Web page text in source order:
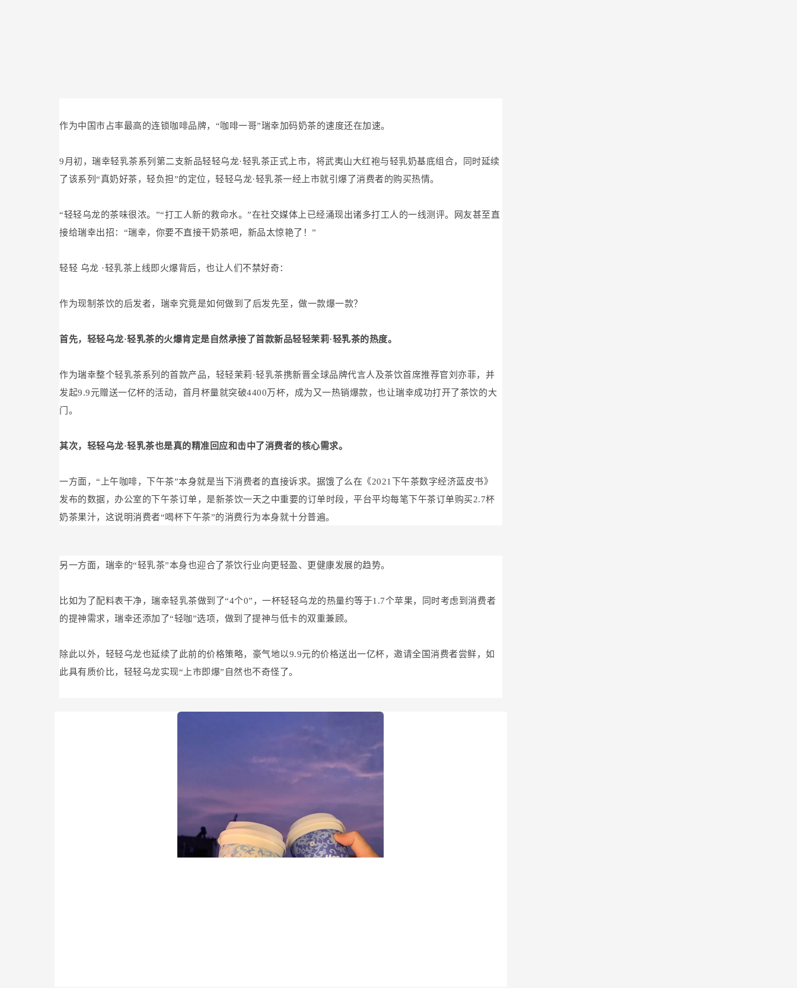
作为中国市占率最高的连锁咖啡品牌，“咖啡一哥”瑞幸加码奶茶的速度还在加速。
9月初，瑞幸轻乳茶系列第二支新品轻轻乌龙·轻乳茶正式上市，将武夷山大红袍与轻乳奶基底组合，同时延续
了该系列“真奶好茶，轻负担”的定位，轻轻乌龙·轻乳茶一经上市就引爆了消费者的购买热情。
“轻轻乌龙的茶味很浓。”“打工人新的救命水。”在社交媒体上已经涌现出诸多打工人的一线测评。网友甚至直
接给瑞幸出招：“瑞幸，你要不直接干奶茶吧，新品太惊艳了！”
轻轻 乌龙 ·轻乳茶上线即火爆背后，也让人们不禁好奇：
作为现制茶饮的后发者，瑞幸究竟是如何做到了后发先至，做一款爆一款？
首先，轻轻乌龙·轻乳茶的火爆肯定是自然承接了首款新品轻轻茉莉·轻乳茶的热度。
作为瑞幸整个轻乳茶系列的首款产品，轻轻茉莉·轻乳茶携新晋全球品牌代言人及茶饮首席推荐官刘亦菲，并
发起9.9元赠送一亿杯的活动，首月杯量就突破4400万杯，成为又一热销爆款，也让瑞幸成功打开了茶饮的大
门。
其次，轻轻乌龙·轻乳茶也是真的精准回应和击中了消费者的核心需求。
一方面，“上午咖啡，下午茶”本身就是当下消费者的直接诉求。据饿了么在《2021下午茶数字经济蓝皮书》
发布的数据，办公室的下午茶订单，是新茶饮一天之中重要的订单时段，平台平均每笔下午茶订单购买2.7杯
奶茶果汁，这说明消费者“喝杯下午茶”的消费行为本身就十分普遍。
另一方面，瑞幸的“轻乳茶”本身也迎合了茶饮行业向更轻盈、更健康发展的趋势。
比如为了配料表干净，瑞幸轻乳茶做到了“4个0”，一杯轻轻乌龙的热量约等于1.7个苹果，同时考虑到消费者
的提神需求，瑞幸还添加了“轻咖”选项，做到了提神与低卡的双重兼顾。
除此以外，轻轻乌龙也延续了此前的价格策略，豪气地以9.9元的价格送出一亿杯，邀请全国消费者尝鲜，如
此具有质价比，轻轻乌龙实现“上市即爆”自然也不奇怪了。